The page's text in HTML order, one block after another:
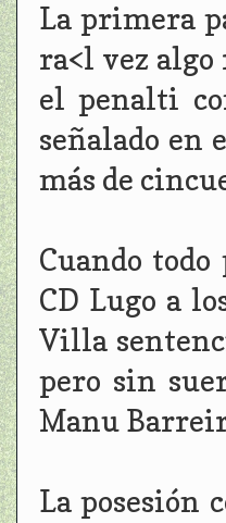
La primera
ra<l vez
el penalti
señalado en
más de
Cuando
CD Lugo a
Villa
pero sin
Manu
La posesión